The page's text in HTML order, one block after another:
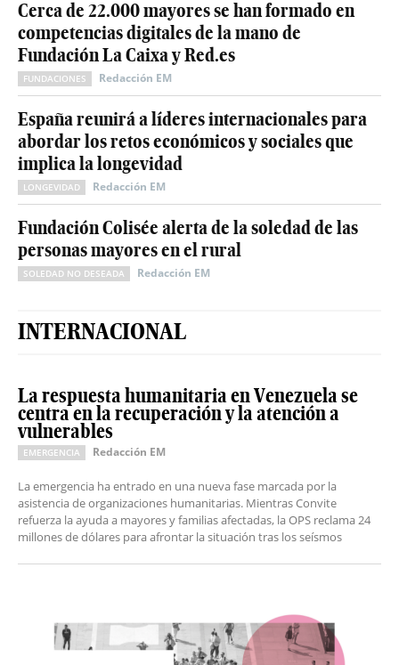
Cerca de 22.000 mayores se han formado en
competencias digitales de la mano de
Fundación La Caixa y Red.es
FUNDACIONES Redacción EM
España reunirá a líderes internacionales para
abordar los retos económicos y sociales que
implica la longevidad
LONGEVIDAD Redacción EM
Fundación Colisée alerta de la soledad de las
personas mayores en el rural
SOLEDAD NO DESEADA Redacción EM
INTERNACIONAL
La respuesta humanitaria en Venezuela se
centra en la recuperación y la atención a
vulnerables
EMERGENCIA Redacción EM
La emergencia ha entrado en una nueva fase marcada por la
asistencia de organizaciones humanitarias. Mientras Convite
refuerza la ayuda a mayores y familias afectadas, la OPS reclama 24
millones de dólares para afrontar la situación tras los seísmos